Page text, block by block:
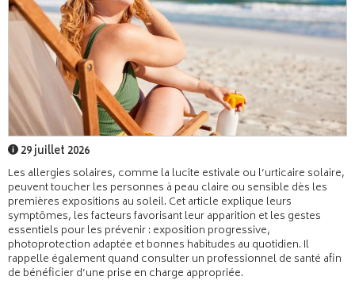
29 juillet 2026
Les allergies solaires, comme la lucite estivale ou l’urticaire solaire,
peuvent toucher les personnes à peau claire ou sensible dès les
premières expositions au soleil. Cet article explique leurs
symptômes, les facteurs favorisant leur apparition et les gestes
essentiels pour les prévenir : exposition progressive,
photoprotection adaptée et bonnes habitudes au quotidien. Il
rappelle également quand consulter un professionnel de santé afin
de bénéficier d’une prise en charge appropriée.